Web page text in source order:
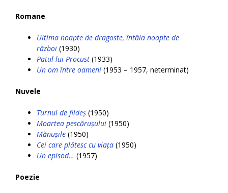
Romane
Ultima noapte de dragoste, întâia noapte de
război (1930)
Patul lui Procust (1933)
Un om între oameni (1953 – 1957, neterminat)
Nuvele
Turnul de fildeș (1950)
Moartea pescărușului (1950)
Mănușile (1950)
Cei care plătesc cu viața (1950)
Un episod… (1957)
Poezie